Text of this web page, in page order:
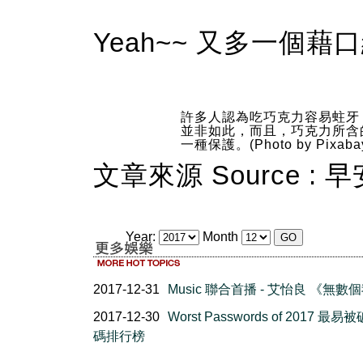
Yeah~~ 又多一個藉
許多人認為吃巧克力容易蛀
並非如此，而且，巧克力所
一種保護。(Photo by
文章來源 Source : 早
Year: Month
2017-12-31
Music 聯合首播 - 艾怡良 《無數
2017-12-30 Worst Passwords of 2017 最易被
碼排行榜